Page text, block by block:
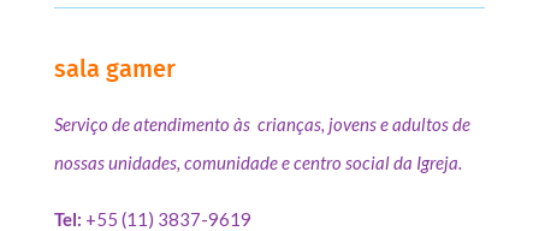
sala gamer
Serviço de atendimento às crianças, jovens e adultos de
nossas unidades, comunidade e centro social da Igreja.
Tel: +55 (11) 3837-9619